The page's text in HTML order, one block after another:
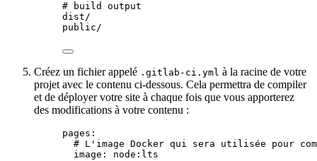
# build output
dist/
public/
Créez un fichier appelé .gitlab-ci.yml à la racine de votre
projet avec le contenu ci-dessous. Cela permettra de compiler
et de déployer votre site à chaque fois que vous apporterez
des modifications à votre contenu :
pages :
# L'image Docker qui sera utilisée pour
image : node:lts